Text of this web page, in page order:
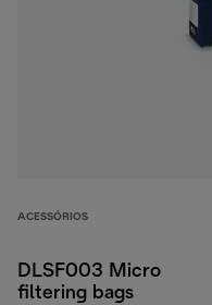
ACESSÓRIOS
DLSF003 Micro
filtering bags